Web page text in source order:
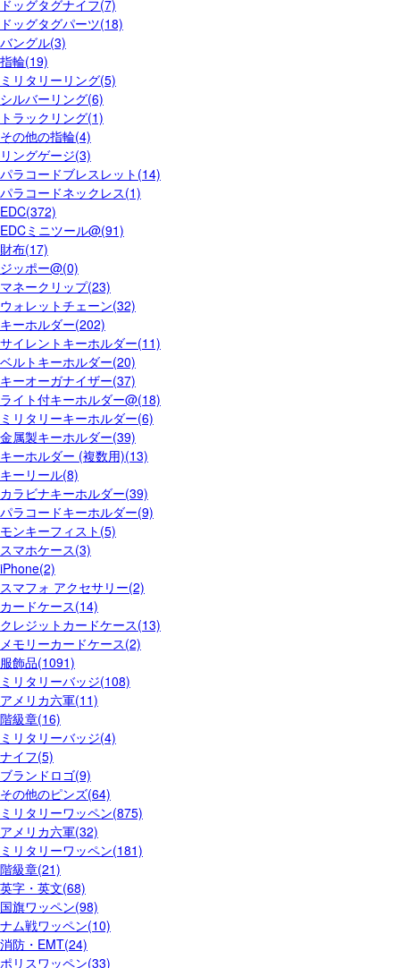
ドッグタグナイフ(7)
ドッグタグパーツ(18)
バングル(3)
指輪(19)
ミリタリーリング(5)
シルバーリング(6)
トラックリング(1)
その他の指輪(4)
リングゲージ(3)
パラコードブレスレット(14)
パラコードネックレス(1)
EDC(372)
EDCミニツール@(91)
財布(17)
ジッポー@(0)
マネークリップ(23)
ウォレットチェーン(32)
キーホルダー(202)
サイレントキーホルダー(11)
ベルトキーホルダー(20)
キーオーガナイザー(37)
ライト付キーホルダー@(18)
ミリタリーキーホルダー(6)
金属製キーホルダー(39)
キーホルダー (複数用)(13)
キーリール(8)
カラビナキーホルダー(39)
パラコードキーホルダー(9)
モンキーフィスト(5)
スマホケース(3)
iPhone(2)
スマフォ アクセサリー(2)
カードケース(14)
クレジットカードケース(13)
メモリーカードケース(2)
服飾品(1091)
ミリタリーバッジ(108)
アメリカ六軍(11)
階級章(16)
ミリタリーバッジ(4)
ナイフ(5)
ブランドロゴ(9)
その他のピンズ(64)
ミリタリーワッペン(875)
アメリカ六軍(32)
ミリタリーワッペン(181)
階級章(21)
英字・英文(68)
国旗ワッペン(98)
ナム戦ワッペン(10)
消防・EMT(24)
ポリスワッペン(33)